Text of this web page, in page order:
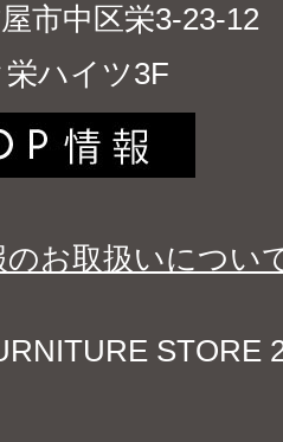
市中区栄3-23-12
ハイツ3F
のお取扱いについ
STORE